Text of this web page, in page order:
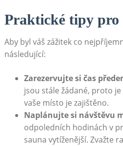
Praktické tipy pro
Aby byl váš zážitek co
následující:
Zarezervujte si čas
jsou stále žádané, proto
vaše místo je zajištěno.
Naplánujte si návštěvu
odpoledních hodinách v
sauna vytíženější. Zvažte